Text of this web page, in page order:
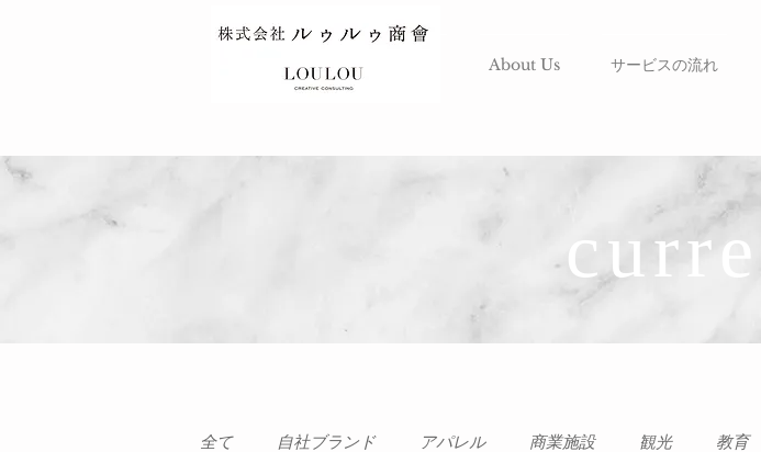
About Us サービスの流れ
全て 自社ブランド アパレル 商業施設 観光 教育